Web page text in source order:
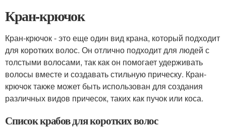
Кран-крючок
Кран-крючок - это еще один вид крана, который подходит
для коротких волос. Он отлично подходит для людей с
толстыми волосами, так как он помогает удерживать
волосы вместе и создавать стильную прическу. Кран-
крючок также может быть использован для создания
различных видов причесок, таких как пучок или коса.
Список крабов для коротких волос